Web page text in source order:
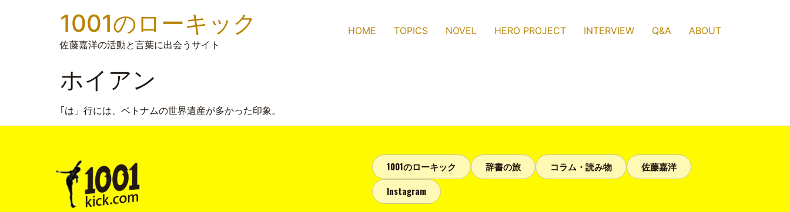
1001のローキック
佐藤嘉洋の活動と言葉に出会うサイト
HOME TOPICS NOVEL HERO PROJECT INTERVIEW Q&A ABOUT
ホイアン
｢は」行には、ベトナムの世界遺産が多かった印象。
1001のローキック 辞書の旅 コラム・読み物
佐藤嘉洋
Instagram